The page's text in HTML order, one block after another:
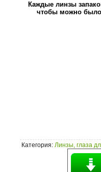
Каждые линзы
чтобы можно было
Категория: Линзы, глаза